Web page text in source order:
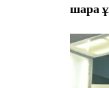
шара